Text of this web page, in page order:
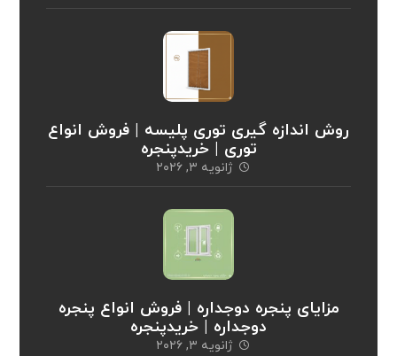
روش اندازه گیری توری پلیسه | فروش انواع
توری | خریدپنجره
ژانویه ۳, ۲۰۲۶
مزایای پنجره دوجداره | فروش انواع پنجره
دوجداره | خریدپنجره
ژانویه ۳, ۲۰۲۶